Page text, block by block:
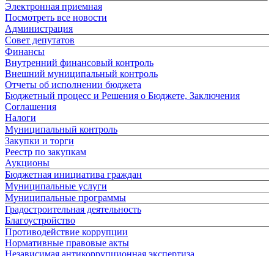
Электронная приемная
Посмотреть все новости
Администрация
Совет депутатов
Финансы
Внутренний финансовый контроль
Внешний муниципальный контроль
Отчеты об исполнении бюджета
Бюджетный процесс и Решения о Бюджете, Заключения
Соглашения
Налоги
Муниципальный контроль
Закупки и торги
Реестр по закупкам
Аукционы
Бюджетная инициатива граждан
Муниципальные услуги
Муниципальные программы
Градостроительная деятельность
Благоустройство
Противодействие коррупции
Нормативные правовые акты
Независимая антикоррупционная экспертиза